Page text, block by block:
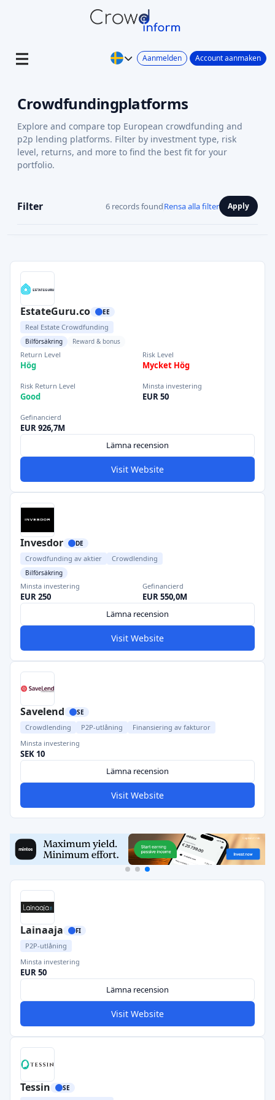
Aanmelden Account aanmaken
Crowdfundingplatforms
Explore and compare top European crowdfunding and
p2p lending platforms. Filter by investment type, risk
level, returns, and more to find the best fit for your
portfolio.
Filter 6 records foundRensa alla filter Apply
EstateGuru.co EE
Real Estate Crowdfunding
Bilförsäkring Reward & bonus
Return Level
Hög
Risk Level
Mycket Hög
Risk Return Level
Good
Minsta investering
EUR 50
Gefinancierd
EUR 926,7M
Lämna recension
Visit Website
Invesdor DE
Crowdfunding av aktier Crowdlending
Bilförsäkring
Minsta investering
EUR 250
Gefinancierd
EUR 550,0M
Lämna recension
Visit Website
Savelend SE
Crowdlending P2P-utlåning
Finansiering av fakturor
Minsta investering
SEK 10
Lämna recension
Visit Website
Lainaaja FI
P2P-utlåning
Minsta investering
EUR 50
Lämna recension
Visit Website
Tessin SE